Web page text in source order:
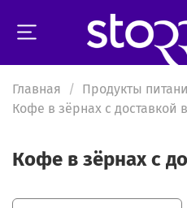
Главная Продукты
Кофе в зёрнах с доставкой
Кофе в зёрнах с